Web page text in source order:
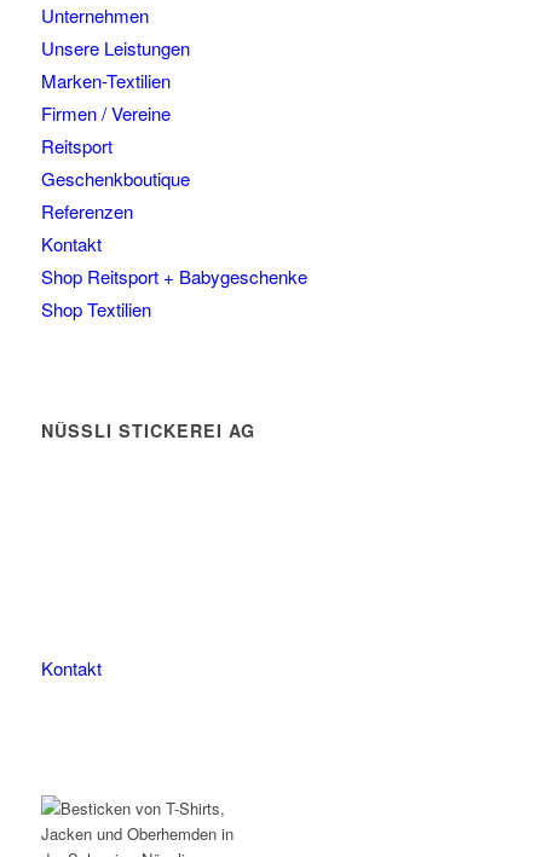
Unternehmen
Unsere Leistungen
Marken-Textilien
Firmen / Vereine
Reitsport
Geschenkboutique
Referenzen
Kontakt
Shop Reitsport + Babygeschenke
Shop Textilien
NÜSSLI STICKEREI AG
Kontakt